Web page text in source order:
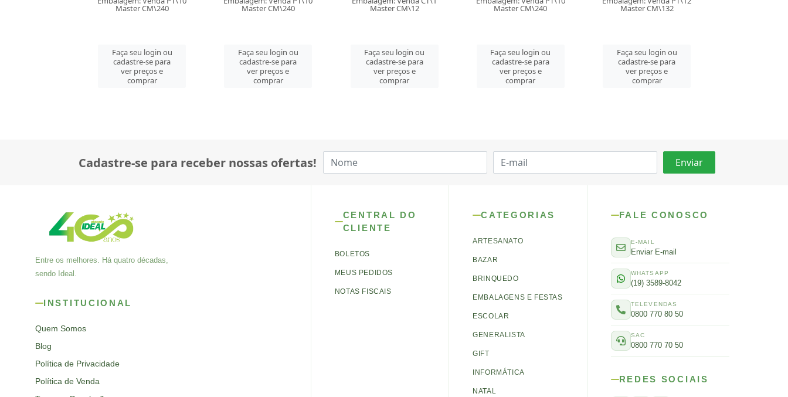
Master CM\240
Faça seu login ou
cadastre-se para
ver preços e
comprar
Master CM\12
Faça seu login ou
cadastre-se para
ver preços e
comprar
Master CM\240
Faça seu login ou
cadastre-se para
ver preços e
comprar
Master CM\132
Faça seu login ou
cadastre-se para
ver preços e
comprar
Master CM\168
Faça seu login ou
cadastre-se para
ver preços e
comprar
Cadastre-se para receber nossas ofertas!
Entre os melhores. Há quatro décadas,
sendo Ideal.
INSTITUCIONAL
Quem Somos
Blog
Política de Privacidade
Política de Venda
CENTRAL DO
CLIENTE
BOLETOS
MEUS PEDIDOS
NOTAS FISCAIS
CATEGORIAS
ARTESANATO
BAZAR
BRINQUEDO
EMBALAGENS E FESTAS
ESCOLAR
GENERALISTA
GIFT
INFORMÁTICA
NATAL
FALE CONOSCO
E-MAIL
Enviar E-mail
WHATSAPP
(19) 3589-8042
TELEVENDAS
0800 770 80 50
SAC
0800 770 70 50
REDES SOCIAIS